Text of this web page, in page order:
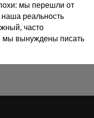
мы перешли от
реальность
часто
мы вынуждены писать